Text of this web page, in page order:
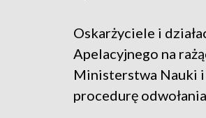
Oskarżyciele i
Apelacyjnego na
Ministerstwa Nauki i
procedurę